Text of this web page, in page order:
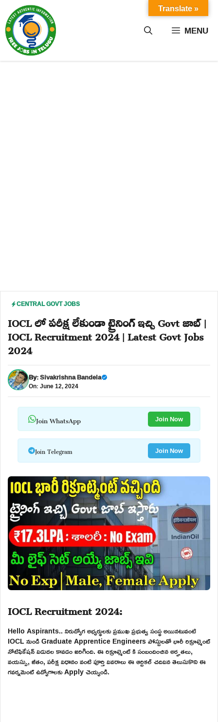
content MENU
CENTRAL GOVT JOBS
IOCL లో పరీక్ష లేకుండా ట్రైనింగ్ ఇచ్చి Govt జాబ్ |
IOCL Recruitment 2024 | Latest Govt Jobs
2024
By:Sivakrishna Bandela
On: June 12, 2024
Join WhatsApp Join Now
Join Telegram Join Now
IOCL Recruitment 2024:
Hello Aspirants.. నిరుద్యోగ అభ్యర్థులకు ప్రముఖ ప్రభుత్వ సంస్థ అయినటువంటి
IOCL నుండి Graduate Apprentice Engineers పోస్టులతో భారీ రిక్రూట్మెంట్
నోటిఫికేషన్ విడుదల కావడం జరిగింది. ఈ రిక్రూట్మెంట్ కి సంబందించిన అర్హతలు,
వయస్సు, జీతం, పరీక్ష విధానం వంటి పూర్తి వివరాలు ఈ ఆర్టికల్ చదివిన తెలుసుకొని ఈ
గవర్నమెంట్ ఉద్యోగాలకు Apply చెయ్యండి.
Translate »